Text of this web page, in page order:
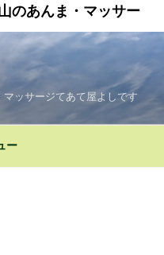
のあんま・マッサー
ッサージてあて屋よしです
ー